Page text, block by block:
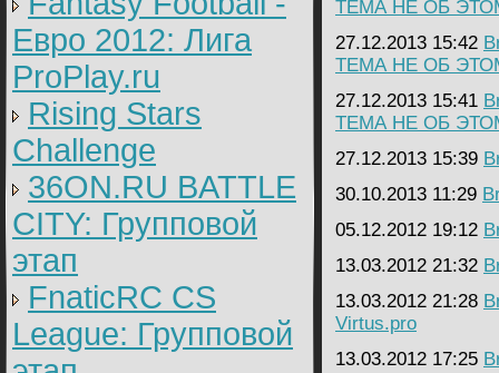
Евро 2012: Лига
ProPlay.ru
Rising Stars
Challenge
36ON.RU BATTLE
CITY: Групповой
этап
FnaticRC CS
League: Групповой
ТЕМА НЕ ОБ
27.12.2013 15:42
ТЕМА НЕ ОБ
27.12.2013 15:41
ТЕМА НЕ ОБ
27.12.2013 15:39
30.10.2013 11:29
05.12.2012 19:12
13.03.2012 21:32
13.03.2012 21:28
Virtus.pro
13.03.2012 17:25